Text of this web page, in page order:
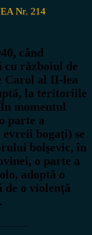
Nr. 214
când
cu războiul de
Carol al II-lea
la teritoriile
momentul
parte a
bogaţi) se
bolşevic, în
o parte a
adoptă o
de o violenţă